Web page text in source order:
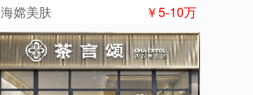
海嫦美肤 ￥5-10万